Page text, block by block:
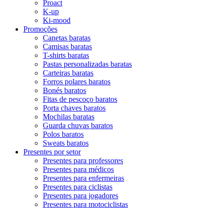
Proact
K-up
Ki-mood
Promoções
Canetas baratas
Camisas baratas
T-shirts baratas
Pastas personalizadas baratas
Carteiras baratas
Forros polares baratos
Bonés baratos
Fitas de pescoço baratos
Porta chaves baratos
Mochilas baratas
Guarda chuvas baratos
Polos baratos
Sweats baratos
Presentes por setor
Presentes para professores
Presentes para médicos
Presentes para enfermeiras
Presentes para ciclistas
Presentes para jogadores
Presentes para motociclistas